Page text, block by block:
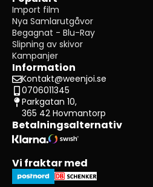
Import film
Nya Samlarutgåvor
Begagnat - Blu-Ray
Slipning av skivor
Kampanjer
Information
Kontakt@weenjoi.se
0706011345
Parkgatan 10,
365 42 Hovmantorp
Betalningsalternativ
Vi fraktar med